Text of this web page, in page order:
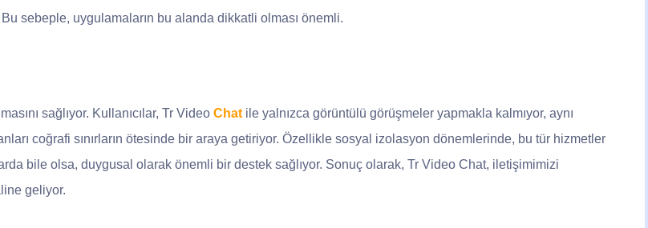
sebeple, uygulamaların bu alanda dikkatli olması önemli.
sağlıyor. Kullanıcılar, Tr Video Chatile yalnızca görüntülü görüşmeler yapmakla kalmıyor, aynı
coğrafi sınırların ötesinde bir araya getiriyor. Özellikle sosyal izolasyon dönemlerinde, bu tür hizmetler
bile olsa, duygusal olarak önemli bir destek sağlıyor. Sonuç olarak, Tr Video Chat, iletişimimizi
geliyor.